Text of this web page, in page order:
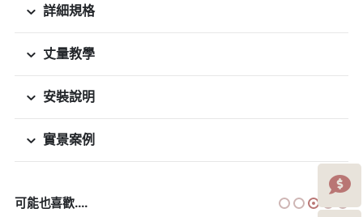
詳細規格
丈量教學
安裝說明
實景案例
可能也喜歡....